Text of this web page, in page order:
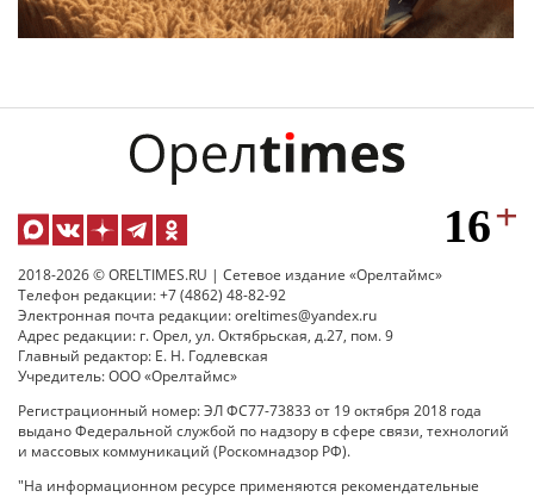
2018-2026 © ORELTIMES.RU | Сетевое издание «Орелтаймс»
Телефон редакции: +7 (4862) 48-82-92
Электронная почта редакции: oreltimes@yandex.ru
Адрес редакции: г. Орел, ул. Октябрьская, д.27, пом. 9
Главный редактор: Е. Н. Годлевская
Учредитель: ООО «Орелтаймс»
Регистрационный номер: ЭЛ ФС77-73833 от 19 октября 2018 года
выдано Федеральной службой по надзору в сфере связи, технологий
и массовых коммуникаций (Роскомнадзор РФ).
"На информационном ресурсе применяются рекомендательные